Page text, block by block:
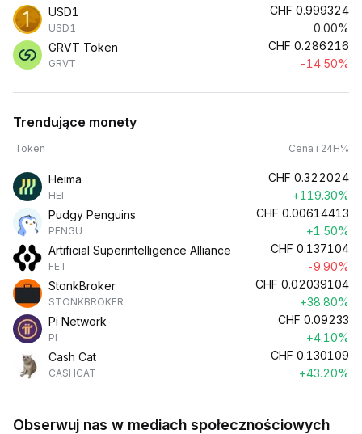
USD1
USD1
CHF 0.999324
0.00%
GRVT Token
GRVT
CHF 0.286216
-14.50%
Trendujące monety
Token Cena i 24H%
Heima
HEI
CHF 0.322024
+119.30%
Pudgy Penguins
PENGU
CHF 0.00614413
+1.50%
Artificial Superintelligence Alliance
FET
CHF 0.137104
-9.90%
StonkBroker
STONKBROKER
CHF 0.02039104
+38.80%
Pi Network
PI
CHF 0.09233
+4.10%
Cash Cat
CASHCAT
CHF 0.130109
+43.20%
Obserwuj nas w mediach społecznościowych